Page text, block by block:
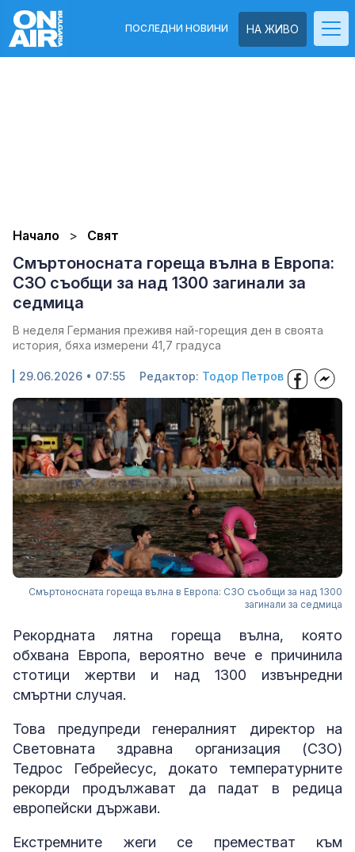
НА ЖИВО
ПОСЛЕДНИ НОВИНИ
Начало Свят
Смъртоносната гореща вълна в Европа:
СЗО съобщи за над 1300 загинали за
седмица
В неделя Германия преживя най-горещия ден в своята
история, бяха измерени 41,7 градуса
29.06.2026 • 07:55 Редактор: Тодор Петров
Смъртоносната гореща вълна в Европа: СЗО съобщи за над 1300
загинали за седмица
Рекордната лятна гореща вълна, която
обхвана Европа, вероятно вече е причинила
стотици жертви и над 1300 извънредни
смъртни случая.
Това предупреди генералният директор на
Световната здравна организация (СЗО)
Тедрос Гебрейесус, докато температурните
рекорди продължават да падат в редица
европейски държави.
Екстремните жеги се преместват към